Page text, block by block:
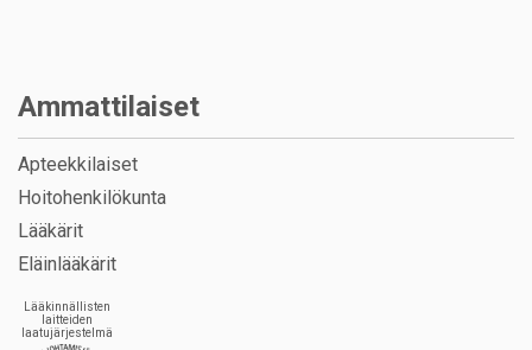
Ammattilaiset
Apteekkilaiset
Hoitohenkilökunta
Lääkärit
Eläinlääkärit
Lääkinnällisten
laitteiden
laatujärjestelmä